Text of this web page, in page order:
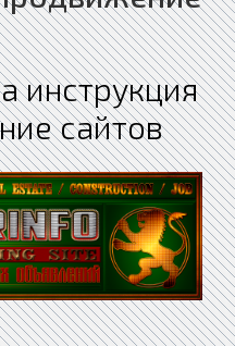
инструкция
сайтов